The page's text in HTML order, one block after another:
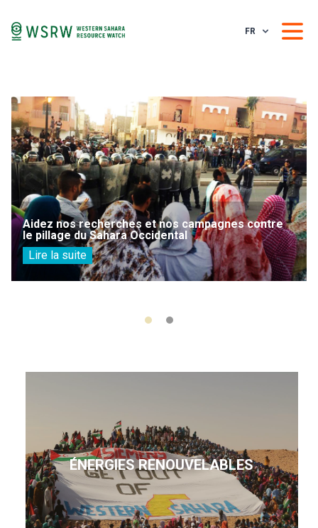
FR
Aidez nos recherches et nos campagnes contre
le pillage du Sahara Occidental
Lire la suite
ÉNERGIES RENOUVELABLES